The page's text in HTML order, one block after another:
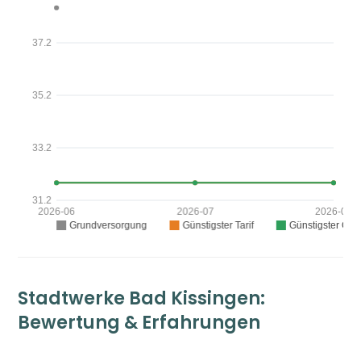
Stadtwerke Bad Kissingen:
Bewertung & Erfahrungen